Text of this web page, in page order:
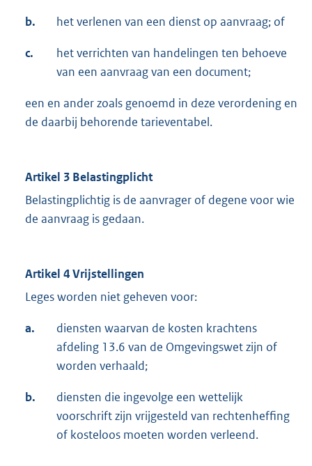
b. het verlenen van een dienst op aanvraag; of
c.
het verrichten van handelingen ten behoeve
van een aanvraag van een document;
een en ander zoals genoemd in deze verordening en
de daarbij behorende tarieventabel.
Artikel 3 Belastingplicht
Belastingplichtig is de aanvrager of degene voor wie
de aanvraag is gedaan.
Artikel 4 Vrijstellingen
Leges worden niet geheven voor:
a.
diensten waarvan de kosten krachtens
afdeling 13.6 van de Omgevingswet zijn of
worden verhaald;
b.
diensten die ingevolge een wettelijk
voorschrift zijn vrijgesteld van rechtenheffing
of kosteloos moeten worden verleend.